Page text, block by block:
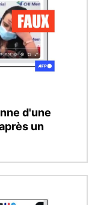
d'une
un